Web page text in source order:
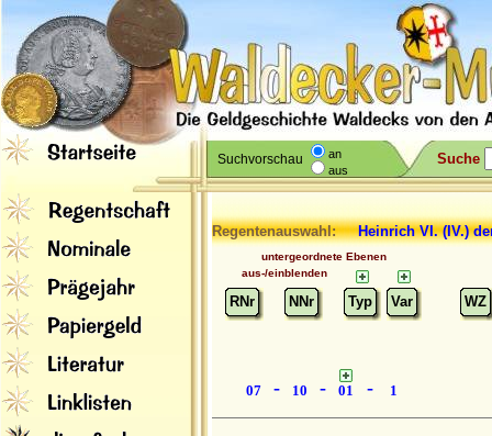
Suchvorschau
an
aus
Suche
Regentenauswahl: Heinrich VI.(IV.)
untergeordnete Ebenen
aus-/einblenden
RNr NNr Typ Var WZ
07 - 10 - 01 - 1